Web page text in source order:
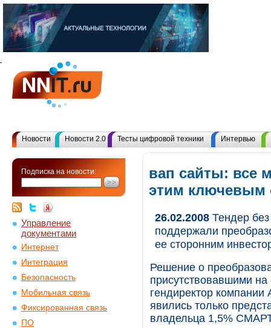
Новости Новости 2.0 Тесты цифровой техники Интервью
Подписка на новости:
Управление
документами
Интернет
Интеграция
Безопасность
Мобильная связь
Фиксированная связь
ПО
вап сайты: все
этим ключевым
26.02.2008 Тендер
поддержали
ее сторонним
Решение о
присутствовавшими
гендиректор
явились только
владельца 1,5%